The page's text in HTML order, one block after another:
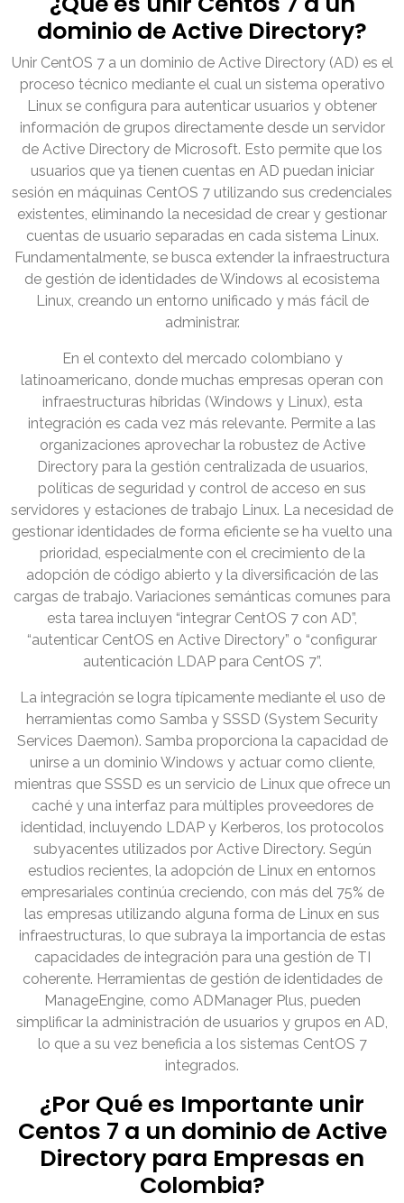
dominio de Active Directory?
Unir CentOS 7 a un dominio de Active Directory (AD) es el
proceso técnico mediante el cual un sistema operativo
Linux se configura para autenticar usuarios y obtener
información de grupos directamente desde un servidor
de Active Directory de Microsoft. Esto permite que los
usuarios que ya tienen cuentas en AD puedan iniciar
sesión en máquinas CentOS 7 utilizando sus credenciales
existentes, eliminando la necesidad de crear y gestionar
cuentas de usuario separadas en cada sistema Linux.
Fundamentalmente, se busca extender la infraestructura
de gestión de identidades de Windows al ecosistema
Linux, creando un entorno unificado y más fácil de
administrar.
En el contexto del mercado colombiano y
latinoamericano, donde muchas empresas operan con
infraestructuras híbridas (Windows y Linux), esta
integración es cada vez más relevante. Permite a las
organizaciones aprovechar la robustez de Active
Directory para la gestión centralizada de usuarios,
políticas de seguridad y control de acceso en sus
servidores y estaciones de trabajo Linux. La necesidad de
gestionar identidades de forma eficiente se ha vuelto una
prioridad, especialmente con el crecimiento de la
adopción de código abierto y la diversificación de las
cargas de trabajo. Variaciones semánticas comunes para
esta tarea incluyen “integrar CentOS 7 con AD”,
“autenticar CentOS en Active Directory” o “configurar
autenticación LDAP para CentOS 7”.
La integración se logra típicamente mediante el uso de
herramientas como Samba y SSSD (System Security
Services Daemon). Samba proporciona la capacidad de
unirse a un dominio Windows y actuar como cliente,
mientras que SSSD es un servicio de Linux que ofrece un
caché y una interfaz para múltiples proveedores de
identidad, incluyendo LDAP y Kerberos, los protocolos
subyacentes utilizados por Active Directory. Según
estudios recientes, la adopción de Linux en entornos
empresariales continúa creciendo, con más del 75% de
las empresas utilizando alguna forma de Linux en sus
infraestructuras, lo que subraya la importancia de estas
capacidades de integración para una gestión de TI
coherente. Herramientas de gestión de identidades de
ManageEngine, como ADManager Plus, pueden
simplificar la administración de usuarios y grupos en AD,
lo que a su vez beneficia a los sistemas CentOS 7
integrados.
¿Por Qué es Importante unir
Centos 7 a un dominio de Active
Directory para Empresas en
Colombia?